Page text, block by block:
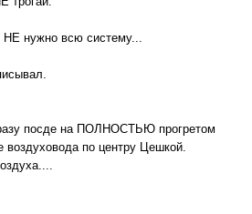
нужно всю систему...
посде на ПОЛНОСТЬЮ прогретом
воздуховода по центру Цешкой.